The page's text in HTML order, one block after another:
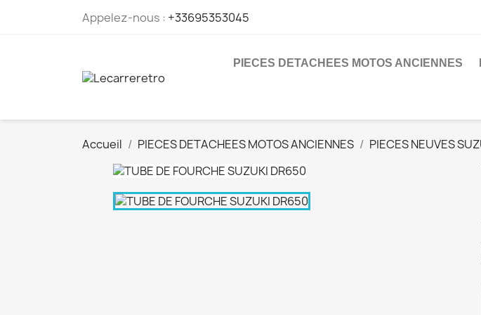
Appelez-nous : +33695353045
PIECES DETACHEES MOTOS ANCIENNES
Accueil PIECES DETACHEES MOTOS ANCIENNES PIECES NEUVES